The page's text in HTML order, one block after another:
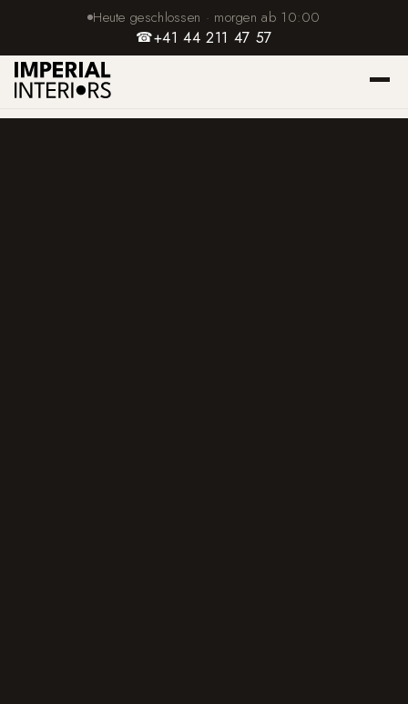
Heute geschlossen · morgen ab 10:00
☎+41 44 211 47 57